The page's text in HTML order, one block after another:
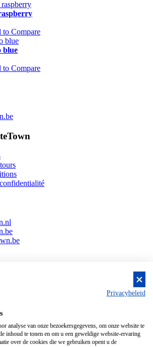
to Compare
blue
to Compare
Privacybeleid
analyse van onze bezoekersgegevens, om onze website te
inhoud te tonen en om u een geweldige website-ervaring
over de cookies die we gebruiken opent u de